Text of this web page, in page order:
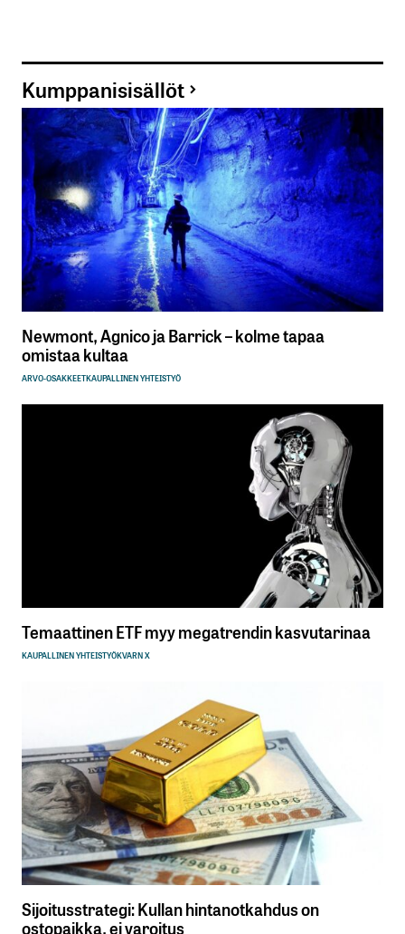
Kumppanisisällöt
Newmont, Agnico ja Barrick – kolme tapaa
omistaa kultaa
ARVO-OSAKKEETKAUPALLINEN YHTEISTYÖ
Temaattinen ETF myy megatrendin kasvutarinaa
KAUPALLINEN YHTEISTYÖKVARN X
Sijoitusstrategi: Kullan hintanotkahdus on
ostopaikka, ei varoitus